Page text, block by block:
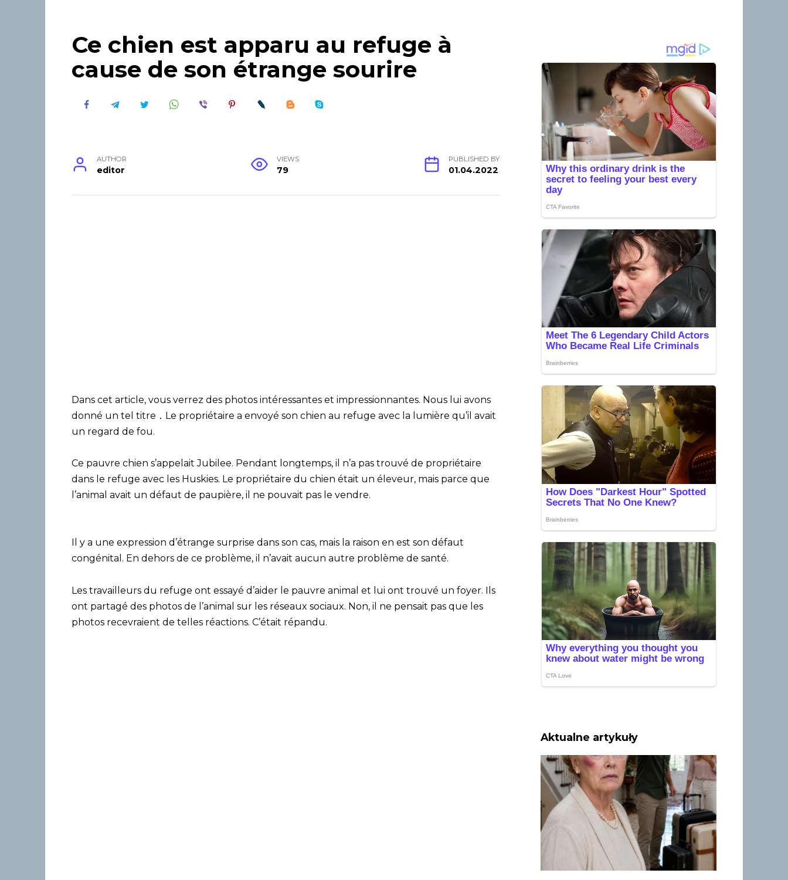
Ce chien est apparu au refuge à
cause de son étrange sourire
AUTHOR
editor
VIEWS
79
PUBLISHED BY
01.04.2022
Dans cet article, vous verrez des photos intéressantes et impressionnantes. Nous lui avons
donné un tel titre ․ Le propriétaire a envoyé son chien au refuge avec la lumière qu’il avait
un regard de fou.
Ce pauvre chien s’appelait Jubilee. Pendant longtemps, il n’a pas trouvé de propriétaire
dans le refuge avec les Huskies. Le propriétaire du chien était un éleveur, mais parce que
l’animal avait un défaut de paupière, il ne pouvait pas le vendre.
Il y a une expression d’étrange surprise dans son cas, mais la raison en est son défaut
congénital. En dehors de ce problème, il n’avait aucun autre problème de santé.
Les travailleurs du refuge ont essayé d’aider le pauvre animal et lui ont trouvé un foyer. Ils
ont partagé des photos de l’animal sur les réseaux sociaux. Non, il ne pensait pas que les
photos recevraient de telles réactions. C’était répandu.
Aktualne artykuły